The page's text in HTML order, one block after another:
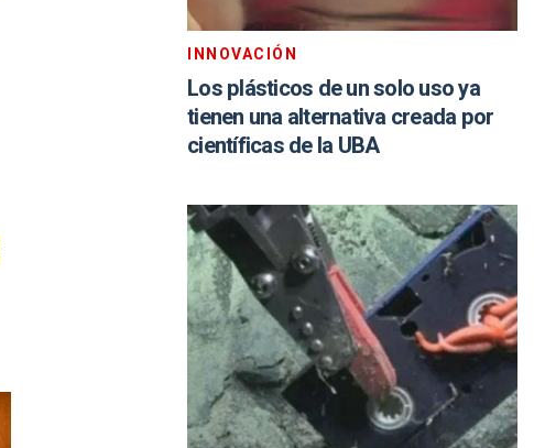
INNOVACIÓN
Los plásticos de un solo uso ya
tienen una alternativa creada por
científicas de la UBA